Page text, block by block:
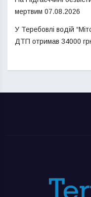
мертвим 07.08.2026
У Теребовлі водій
ДТП отримав 34000